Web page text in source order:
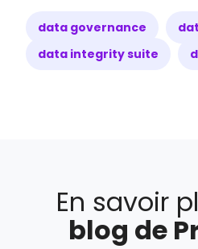
data governance
data integrity suite
En savoir
blog de